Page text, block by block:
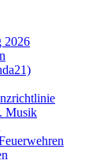
2026
Musik